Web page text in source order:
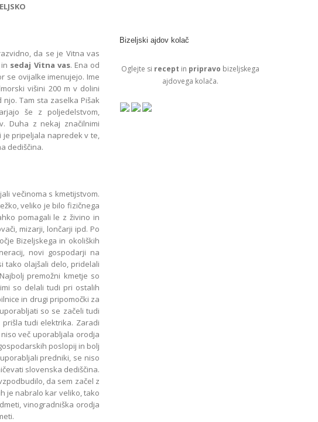
da se je Vitna vas
sedaj Vitna vas. Ena od
se ovijalke imenujejo. Ime
višini 200 m v dolini
Tam sta zaselka Pišak
še z poljedelstvom,
Duha z nekaj značilnimi
je pripeljala napredek v te,
dediščina.
večinoma s kmetijstvom.
veliko je bilo fizičnega
pomagali le z živino in
mizarji, lončarji ipd. Po
Bizeljskega in okoliških
novi gospodarji na
tako olajšali delo, pridelali
premožni kmetje so
so delali tudi pri ostalih
in drugi pripomočki za
so se začeli tudi
tudi elektrika. Zaradi
več uporabljala orodja
poslopij in bolj
predniki, se niso
slovenska dediščina.
da sem začel z
je nabralo kar veliko, tako
vinogradniška orodja
Bizeljski ajdov kolač
Oglejte si recept in pripravo bizeljskega
ajdovega kolača.